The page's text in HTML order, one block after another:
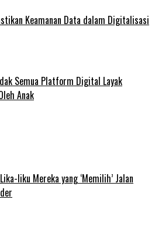
Keamanan Data dalam Digitalisasi
Semua Platform Digital Layak
Anak
liku Mereka yang ‘Memilih’ Jalan